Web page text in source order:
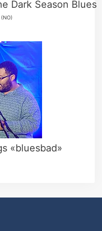
Dark Season Blues
(NO)
«bluesbad»